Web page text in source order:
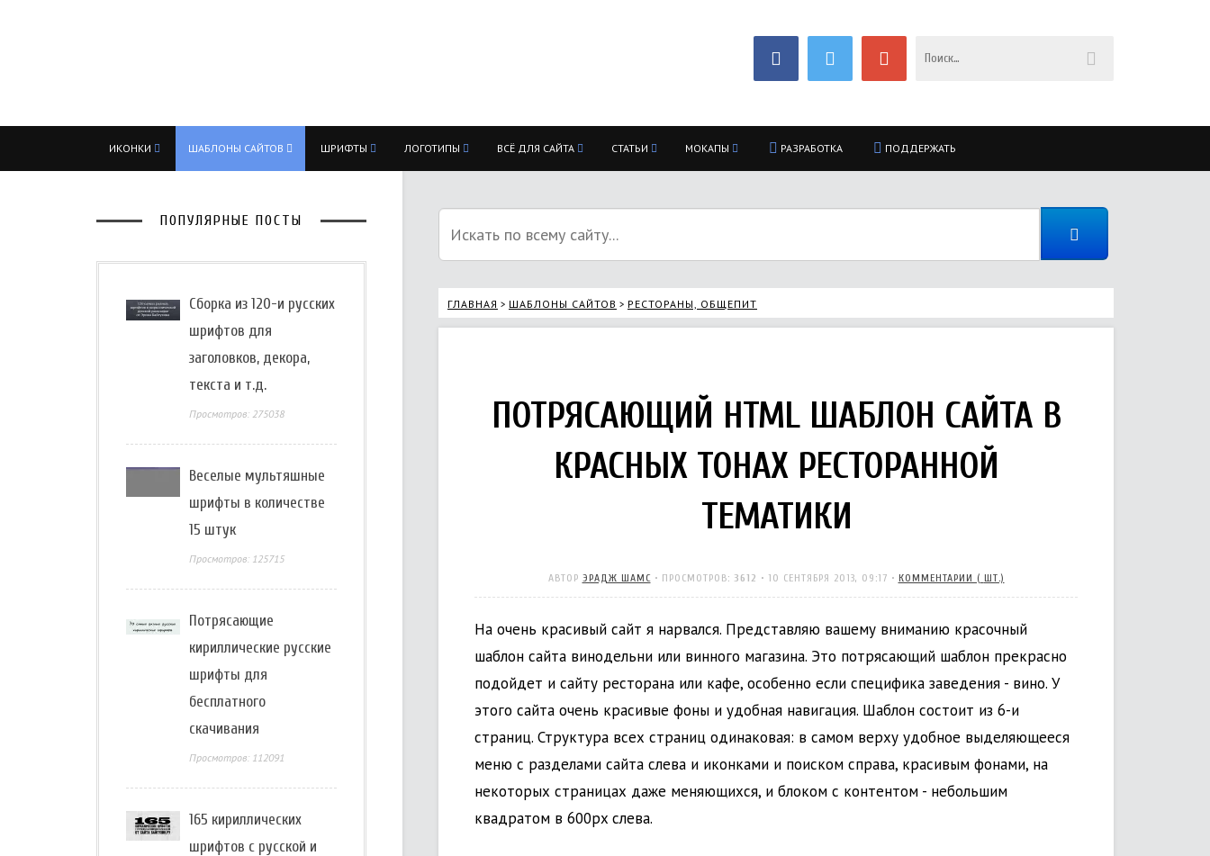
ИКОНКИ ШАБЛОНЫ САЙТОВ ШРИФТЫ ЛОГОТИПЫ ВСЁ ДЛЯ САЙТА СТАТЬИ МОКАПЫ РАЗРАБОТКА ПОДДЕРЖАТЬ
ГЛАВНАЯ > ШАБЛОНЫ САЙТОВ > РЕСТОРАНЫ, ОБЩЕПИТ
ПОТРЯСАЮЩИЙ HTML ШАБЛОН САЙТА В
КРАСНЫХ ТОНАХ РЕСТОРАННОЙ
ТЕМАТИКИ
АВТОР ЭРАДЖ ШАМС • ПРОСМОТРОВ: 3612 • 10 СЕНТЯБРЯ 2013, 09:17 • КОММЕНТАРИИ ( ШТ.)
На очень красивый сайт я нарвался. Представляю вашему вниманию красочный
шаблон сайта винодельни или винного магазина. Это потрясающий шаблон прекрасно
подойдет и сайту ресторана или кафе, особенно если специфика заведения - вино. У
этого сайта очень красивые фоны и удобная навигация. Шаблон состоит из 6-и
страниц. Структура всех страниц одинаковая: в самом верху удобное выделяющееся
меню с разделами сайта слева и иконками и поиском справа, красивым фонами, на
некоторых страницах даже меняющихся, и блоком с контентом - небольшим
квадратом в 600px слева.
ПОПУЛЯРНЫЕ ПОСТЫ
Сборка из 120-и русских
шрифтов для
заголовков, декора,
текста и т.д.
Просмотров: 275038
Веселые мультяшные
шрифты в количестве
15 штук
Просмотров: 125715
Потрясающие
кириллические русские
шрифты для
бесплатного
скачивания
Просмотров: 112091
165 кириллических
шрифтов с русской и